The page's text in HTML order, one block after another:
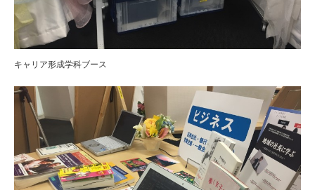
キャリア形成学科ブース